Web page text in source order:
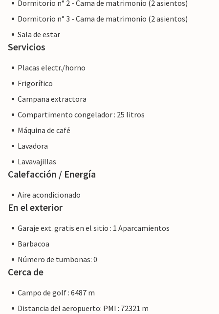
significa que la ley del consumidor de la UE puede no
aplicarse. Sin embargo, puede estar seguro de que le
proporcionaremos el mismo nivel de servicio al cliente y su
propietario profesional.
Dormitorio n° 2 - Cama de matrimonio (2 asientos)
Dormitorio n° 3 - Cama de matrimonio (2 asientos)
Sala de estar
Servicios
Placas electr./horno
Frigorífico
Campana extractora
Compartimento congelador : 25 litros
Máquina de café
Lavadora
Lavavajillas
Calefacción / Energía
Aire acondicionado
En el exterior
Garaje ext. gratis en el sitio : 1 Aparcamientos
Barbacoa
Número de tumbonas: 0
Cerca de
Campo de golf : 6487 m
Distancia del aeropuerto: PMI : 72321 m